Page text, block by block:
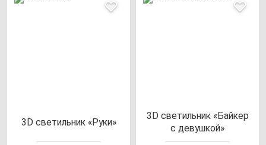
3D све­тиль­ник «Руки»
3D све­тиль­ник «Бай­кер
с де­вуш­кой»